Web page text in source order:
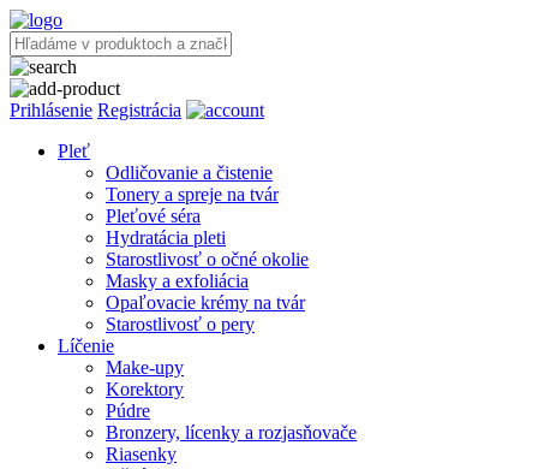
Prihlásenie Registrácia
Pleť
Odličovanie a čistenie
Tonery a spreje na tvár
Pleťové séra
Hydratácia pleti
Starostlivosť o očné okolie
Masky a exfoliácia
Opaľovacie krémy na tvár
Starostlivosť o pery
Líčenie
Make-upy
Korektory
Púdre
Bronzery, lícenky a rozjasňovače
Riasenky